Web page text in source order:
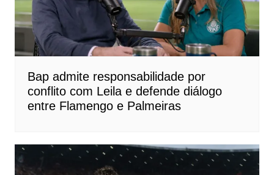
Bap admite responsabilidade por
conflito com Leila e defende diálogo
entre Flamengo e Palmeiras